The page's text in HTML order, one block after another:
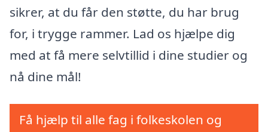
sikrer, at du får den støtte, du har brug
for, i trygge rammer. Lad os hjælpe dig
med at få mere selvtillid i dine studier og
nå dine mål!
Få hjælp til alle fag i folkeskolen og